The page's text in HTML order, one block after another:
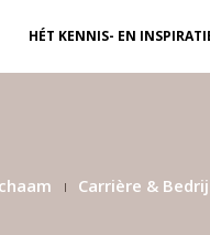
HÉT KENNIS- EN
Carrière &